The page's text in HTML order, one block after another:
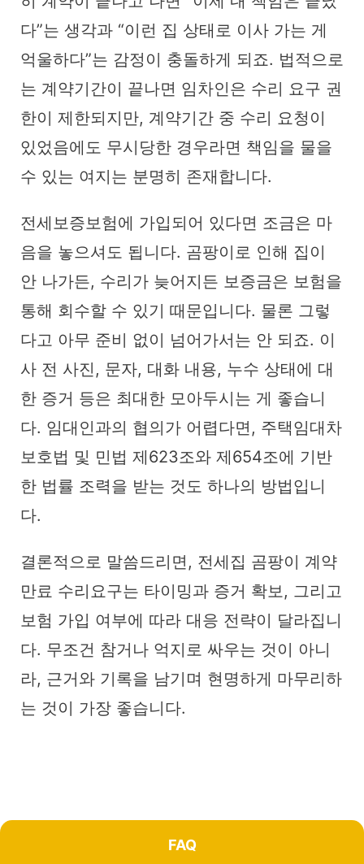
다”는 생각과 “이런 집 상태로 이사 가는 게
억울하다”는 감정이 충돌하게 되죠. 법적으로
는 계약기간이 끝나면 임차인은 수리 요구 권
한이 제한되지만, 계약기간 중 수리 요청이
있었음에도 무시당한 경우라면 책임을 물을
수 있는 여지는 분명히 존재합니다.
전세보증보험에 가입되어 있다면 조금은 마
음을 놓으셔도 됩니다. 곰팡이로 인해 집이
안 나가든, 수리가 늦어지든 보증금은 보험을
통해 회수할 수 있기 때문입니다. 물론 그렇
다고 아무 준비 없이 넘어가서는 안 되죠. 이
사 전 사진, 문자, 대화 내용, 누수 상태에 대
한 증거 등은 최대한 모아두시는 게 좋습니
다. 임대인과의 협의가 어렵다면, 주택임대차
보호법 및 민법 제623조와 제654조에 기반
한 법률 조력을 받는 것도 하나의 방법입니
다.
결론적으로 말씀드리면, 전세집 곰팡이 계약
만료 수리요구는 타이밍과 증거 확보, 그리고
보험 가입 여부에 따라 대응 전략이 달라집니
다. 무조건 참거나 억지로 싸우는 것이 아니
라, 근거와 기록을 남기며 현명하게 마무리하
는 것이 가장 좋습니다.
FAQ